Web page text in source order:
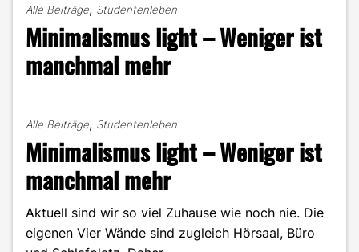
Verpackungsalternative"
Alle Beiträge, Studentenleben
Minimalismus light – Weniger ist
manchmal mehr
Alle Beiträge, Studentenleben
Minimalismus light – Weniger ist
manchmal mehr
Aktuell sind wir so viel Zuhause wie noch nie. Die
eigenen Vier Wände sind zugleich Hörsaal, Büro